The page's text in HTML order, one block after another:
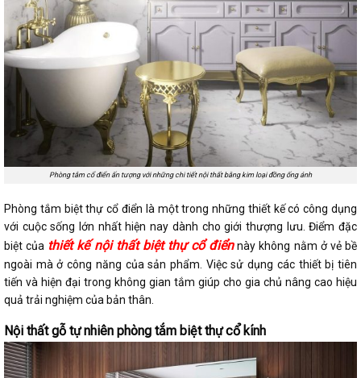
Phòng tắm cổ điển ấn tượng với những chi tiết nội thất bằng kim loại đồng ống ánh
Phòng tắm biệt thự cổ điển là một trong những thiết kế có công dụng
với cuộc sống lớn nhất hiện nay dành cho giới thượng lưu. Điểm đặc
biệt của thiết kế nội thất biệt thự cổ điểnnày không nằm ở vẻ bề
ngoài mà ở công năng của sản phẩm. Việc sử dụng các thiết bị tiên
tiến và hiện đại trong không gian tắm giúp cho gia chủ nâng cao hiệu
quả trải nghiệm của bản thân.
Nội thất gỗ tự nhiên phòng tắm biệt thự cổ kính